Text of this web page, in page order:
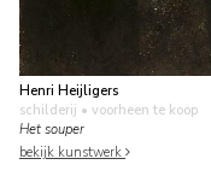
Henri Heijligers
schilderij • voorheen te koop
Het souper
bekijk kunstwerk